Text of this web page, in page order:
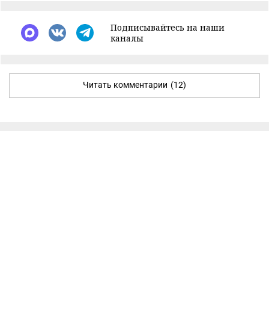
Подписывайтесь на наши
каналы
Читать комментарии (12)